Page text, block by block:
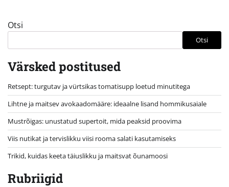
Otsi
Otsi
Värsked postitused
Retsept: turgutav ja vürtsikas tomatisupp loetud minutitega
Lihtne ja maitsev avokaadomääre: ideaalne lisand hommikusaiale
Mustrõigas: unustatud supertoit, mida peaksid proovima
Viis nutikat ja tervislikku viisi rooma salati kasutamiseks
Trikid, kuidas keeta täiuslikku ja maitsvat õunamoosi
Rubriigid